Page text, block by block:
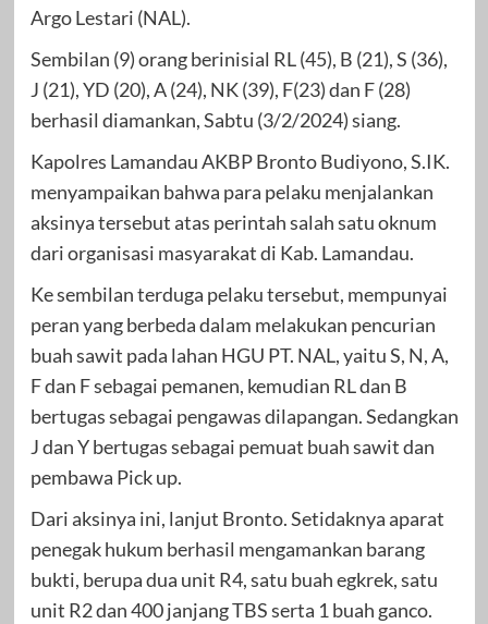
Argo Lestari (NAL).
Sembilan (9) orang berinisial RL (45), B (21), S (36),
J (21), YD (20), A (24), NK (39), F(23) dan F (28)
berhasil diamankan, Sabtu (3/2/2024) siang.
Kapolres Lamandau AKBP Bronto Budiyono, S.IK.
menyampaikan bahwa para pelaku menjalankan
aksinya tersebut atas perintah salah satu oknum
dari organisasi masyarakat di Kab. Lamandau.
Ke sembilan terduga pelaku tersebut, mempunyai
peran yang berbeda dalam melakukan pencurian
buah sawit pada lahan HGU PT. NAL, yaitu S, N, A,
F dan F sebagai pemanen, kemudian RL dan B
bertugas sebagai pengawas dilapangan. Sedangkan
J dan Y bertugas sebagai pemuat buah sawit dan
pembawa Pick up.
Dari aksinya ini, lanjut Bronto. Setidaknya aparat
penegak hukum berhasil mengamankan barang
bukti, berupa dua unit R4, satu buah egkrek, satu
unit R2 dan 400 janjang TBS serta 1 buah ganco.